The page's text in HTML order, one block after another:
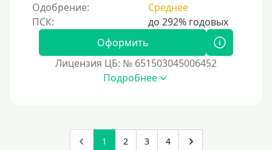
По СМС
На электронный кошелек
На Юмани (ЮMoney)
На Яндекс Деньги
Пополнение Киви-кошелька без СНИЛС
На Qiwi-кошельке есть просроченные платежи.
Одобрение:
Среднее
Оформить
Лицензия ЦБ: № 651503045006452
Подробнее
1 2 3 4